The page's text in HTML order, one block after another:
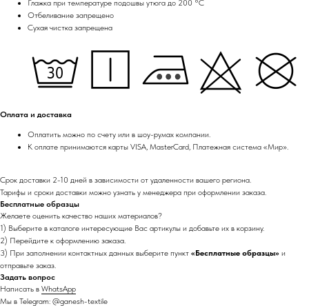
Глажка при температуре подошвы утюга до 200 °C
Отбеливание запрещено
Сухая чистка запрещена
Оплата и доставка
Оплатить можно по счету или в шоу-румах компании.
К оплате принимаются карты VISA, MasterCard, Платежная система «Мир».
Срок доставки 2-10 дней в зависимости от удаленности вашего региона.
Тарифы и сроки доставки можно узнать у менеджера при оформлении заказа.
Бесплатные образцы
Желаете оценить качество наших материалов?
1) Выберите в каталоге интересующие Вас артикулы и добавьте их в корзину.
2) Перейдите к оформлению заказа.
3) При заполнении контактных данных выберите пункт «Бесплатные образцы» и
отправьте заказ.
Задать вопрос
Написать в WhatsApp
Мы в Telegram: @ganesh-textile